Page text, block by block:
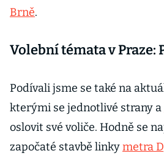
Brně.
Volební témata v Praze:
Podívali jsme se také na
kterými se jednotlivé strany a
oslovit své voliče. Hodně se
započaté stavbě linkymetra D